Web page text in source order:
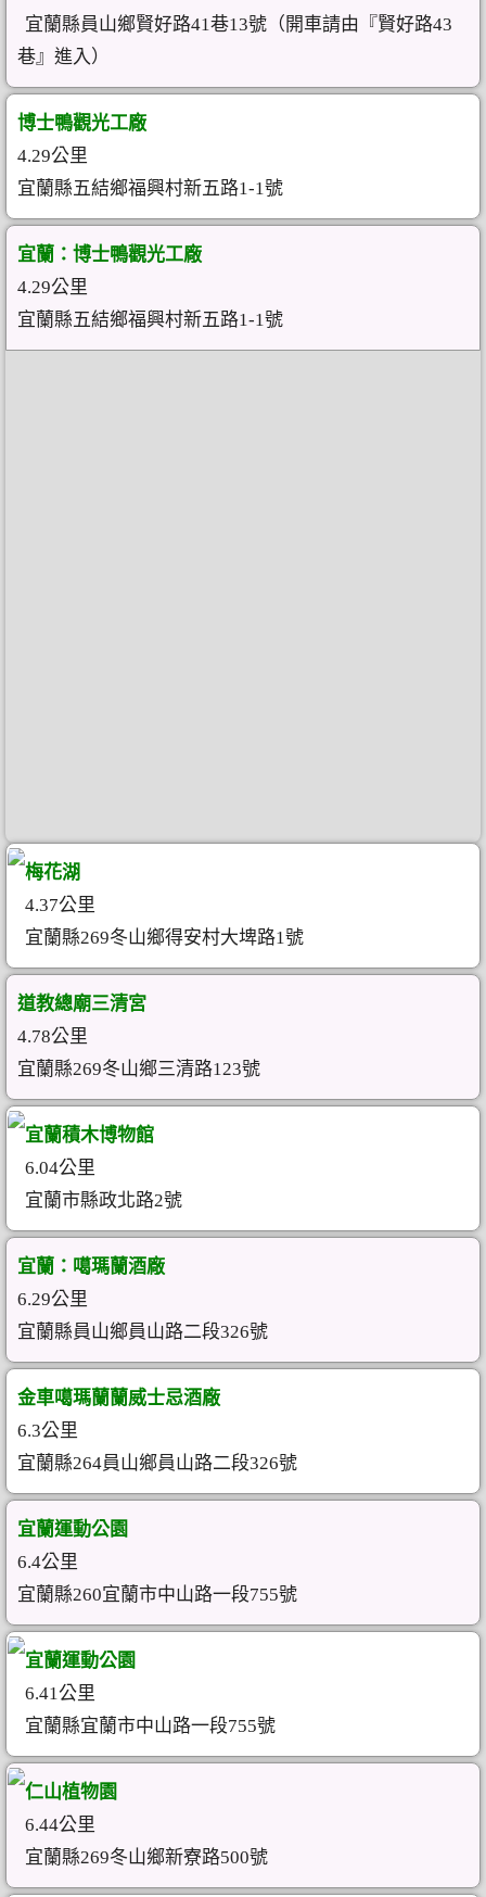
宜蘭縣員山鄉賢好路41巷13號（開車請由『賢好路43
巷』進入）
博士鴨觀光工廠
4.29公里
宜蘭縣五結鄉福興村新五路1-1號
宜蘭：博士鴨觀光工廠
4.29公里
宜蘭縣五結鄉福興村新五路1-1號
梅花湖
4.37公里
宜蘭縣269冬山鄉得安村大埤路1號
道教總廟三清宮
4.78公里
宜蘭縣269冬山鄉三清路123號
宜蘭積木博物館
6.04公里
宜蘭市縣政北路2號
宜蘭：噶瑪蘭酒廠
6.29公里
宜蘭縣員山鄉員山路二段326號
金車噶瑪蘭蘭威士忌酒廠
6.3公里
宜蘭縣264員山鄉員山路二段326號
宜蘭運動公園
6.4公里
宜蘭縣260宜蘭市中山路一段755號
宜蘭運動公園
6.41公里
宜蘭縣宜蘭市中山路一段755號
仁山植物園
6.44公里
宜蘭縣269冬山鄉新寮路500號